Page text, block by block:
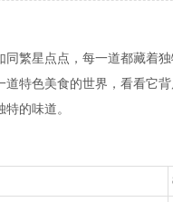
繁星点点，每一道都藏着独
道特色美食的世界，看看它
的味道。